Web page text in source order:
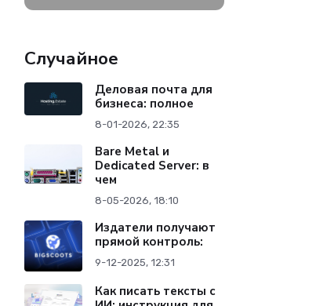
Случайное
Деловая почта для
бизнеса: полное
8-01-2026, 22:35
Bare Metal и
Dedicated Server: в
чем
8-05-2026, 18:10
Издатели получают
прямой контроль:
9-12-2025, 12:31
Как писать тексты с